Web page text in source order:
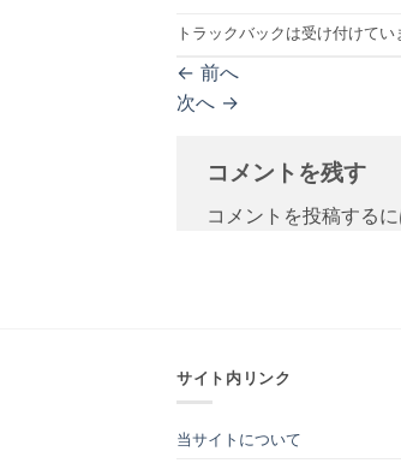
トラックバックは受け付けてい
← 前へ
次へ →
コメントを残す
コメントを投稿する
サイト内リンク
当サイトについて